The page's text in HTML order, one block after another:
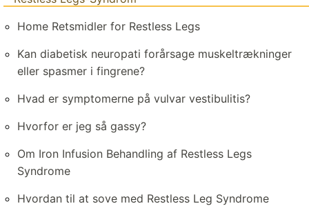
Home Retsmidler for Restless Legs
Kan diabetisk neuropati forårsage muskeltrækninger
eller spasmer i fingrene?
Hvad er symptomerne på vulvar vestibulitis?
Hvorfor er jeg så gassy?
Om Iron Infusion Behandling af Restless Legs
Syndrome
Hvordan til at sove med Restless Leg Syndrome